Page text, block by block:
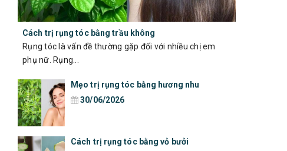
Cách trị rụng tóc bằng trầu không
Rụng tóc là vấn đề thường gặp đối với nhiều chị em
phụ nữ. Rụng...
Mẹo trị rụng tóc bằng hương nhu
30/06/2026
Cách trị rụng tóc bằng vỏ bưởi